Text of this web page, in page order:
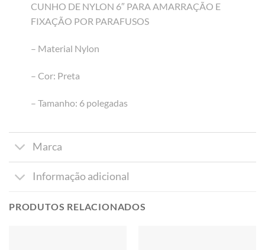
CUNHO DE NYLON 6″ PARA AMARRAÇÃO E
FIXAÇÃO POR PARAFUSOS
– Material Nylon
– Cor: Preta
– Tamanho: 6 polegadas
Marca
Informação adicional
PRODUTOS RELACIONADOS